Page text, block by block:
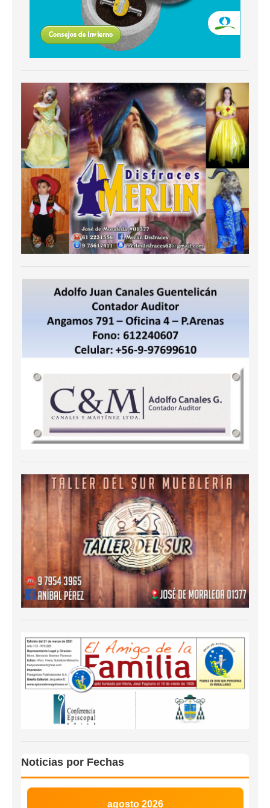
Noticias por Fechas
agosto 2026